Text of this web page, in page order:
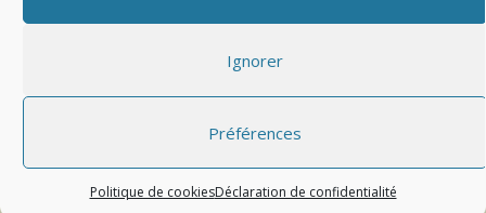
Ignorer
Préférences
Politique de cookiesDéclaration de confidentialité